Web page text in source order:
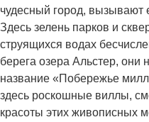
чудесный город, вызывают
Здесь зелень парков и
струящихся водах
берега озера Альстер, они
название «Побережье
здесь роскошные виллы,
красоты этих живописных